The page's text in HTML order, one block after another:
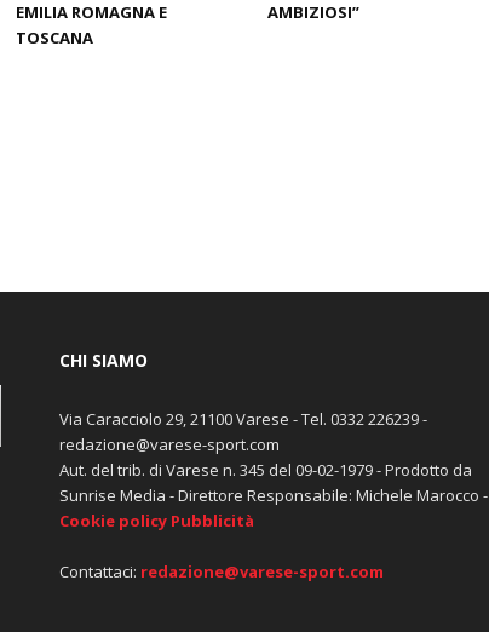
EMILIA ROMAGNA E
TOSCANA
AMBIZIOSI”
CHI SIAMO
Via Caracciolo 29, 21100 Varese - Tel. 0332 226239 -
redazione@varese-sport.com
Aut. del trib. di Varese n. 345 del 09-02-1979 - Prodotto da
Sunrise Media - Direttore Responsabile: Michele Marocco -
Cookie policy Pubblicità
Contattaci: redazione@varese-sport.com